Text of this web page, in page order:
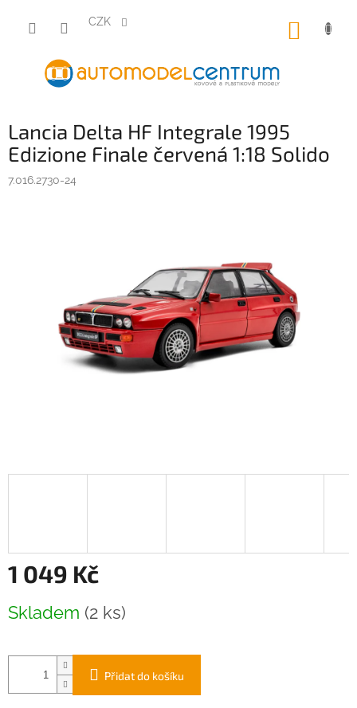
obsah
CZK
Lancia Delta HF Integrale 1995
Edizione Finale červená 1:18 Solido
7.016.2730-24
1 049 Kč
cena:
Skladem (2 ks)
Přidat do košíku